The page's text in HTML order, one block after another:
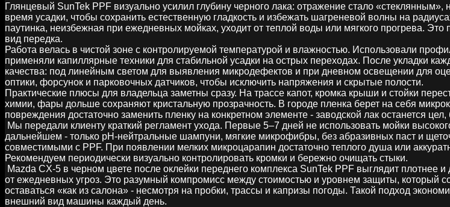
Глянцевый SunTek PPF визуально усилил глубину черного лака: отражение стало
время усадки, чтобы сохранить естественную гладкость и избежать шагреневой волны на
паутинка, неизбежная при ежедневных мойках, уходит от теплой воды или мягкого прогрева.
вид передка.
Работа велась в чистой зоне с контролируемой температурой и влажностью. Использовали
применяли капиллярные техники для стабильной усадки на острых переходах. После укладки
качества: под линейным светом для выявления микродефектов и при дневном освещении для
оптики, форсунок и парковочных датчиков, чтобы исключить напряжения и скрытые полости.
Практические плюсы для владельца заметны сразу. На трассе капот, кромка крыши и стойки
химии, фары дольше сохраняют кристальную прозрачность. В городе пленка берет на себя
повреждения достаточно заменить пленку на конкретном элементе - заводской лак останется
Мы передали клиенту краткий регламент ухода. Первые 5–7 дней не использовать мойки
дальнейшем - только pH‑нейтральные шампуни, мягкие микрофибры, без абразивных паст и
совместимыми с PPF. При появлении мелких микроцарапин достаточно теплого душа или
Рекомендуем периодически визуально контролировать кромки и бережно очищать стыки.
Mazda CX‑5 в черном цвете после оклейки переднего комплекса SunTek PPF выглядит
от ежедневных угроз. Это разумный компромисс между стоимостью и уровнем защиты, который
оставаться «как из салона» - несмотря на пробки, трассы и капризы погоды. Такой подход
внешний вид машины каждый день.